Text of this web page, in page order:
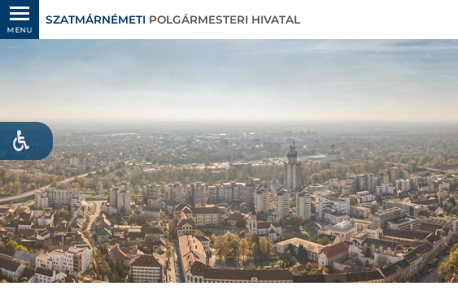
MENU
SZATMÁRNÉMETI POLGÁRMESTERI HIVATAL